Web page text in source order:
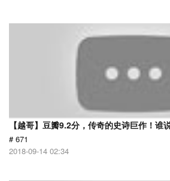
【越哥】豆瓣9.2分，传奇的史诗巨作！谁
# 671
2018-09-14 02:34